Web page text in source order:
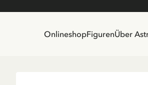
OnlineshopFigurenÜber